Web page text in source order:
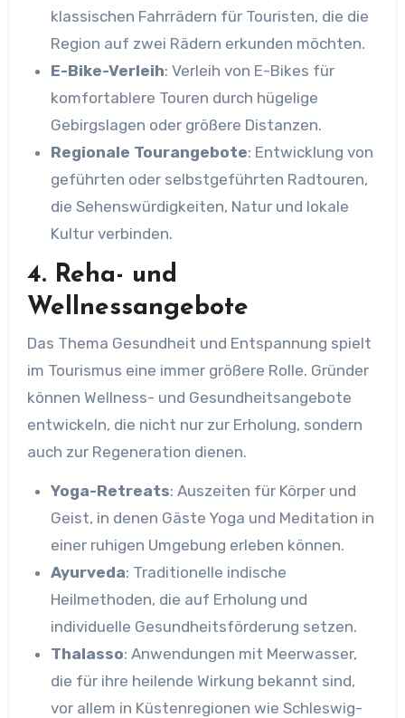
klassischen Fahrrädern für Touristen, die die
Region auf zwei Rädern erkunden möchten.
E-Bike-Verleih: Verleih von E-Bikes für
komfortablere Touren durch hügelige
Gebirgslagen oder größere Distanzen.
Regionale Tourangebote: Entwicklung von
geführten oder selbstgeführten Radtouren,
die Sehenswürdigkeiten, Natur und lokale
Kultur verbinden.
4. Reha- und
Wellnessangebote
Das Thema Gesundheit und Entspannung spielt
im Tourismus eine immer größere Rolle. Gründer
können Wellness- und Gesundheitsangebote
entwickeln, die nicht nur zur Erholung, sondern
auch zur Regeneration dienen.
Yoga-Retreats: Auszeiten für Körper und
Geist, in denen Gäste Yoga und Meditation in
einer ruhigen Umgebung erleben können.
Ayurveda: Traditionelle indische
Heilmethoden, die auf Erholung und
individuelle Gesundheitsförderung setzen.
Thalasso: Anwendungen mit Meerwasser,
die für ihre heilende Wirkung bekannt sind,
vor allem in Küstenregionen wie Schleswig-